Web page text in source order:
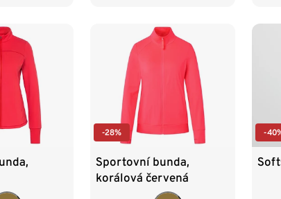
-28%
Sportovní bunda,
korálová červená
-